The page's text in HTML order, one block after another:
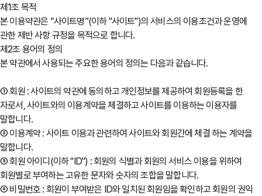
제1조 목적
본 이용약관은 “사이트명”(이하 "사이트")의 서비스의 이용조건과 운영에
관한 제반 사항 규정을 목적으로 합니다.
제2조 용어의 정의
본 약관에서 사용되는 주요한 용어의 정의는 다음과 같습니다.
① 회원 : 사이트의 약관에 동의하고 개인정보를 제공하여 회원등록을 한
자로서, 사이트와의 이용계약을 체결하고 사이트를 이용하는 이용자를
말합니다.
② 이용계약 : 사이트 이용과 관련하여 사이트와 회원간에 체결 하는 계약을
말합니다.
③ 회원 아이디(이하 "ID") : 회원의 식별과 회원의 서비스 이용을 위하여
회원별로 부여하는 고유한 문자와 숫자의 조합을 말합니다.
④ 비밀번호 : 회원이 부여받은 ID와 일치된 회원임을 확인하고 회원의 권익